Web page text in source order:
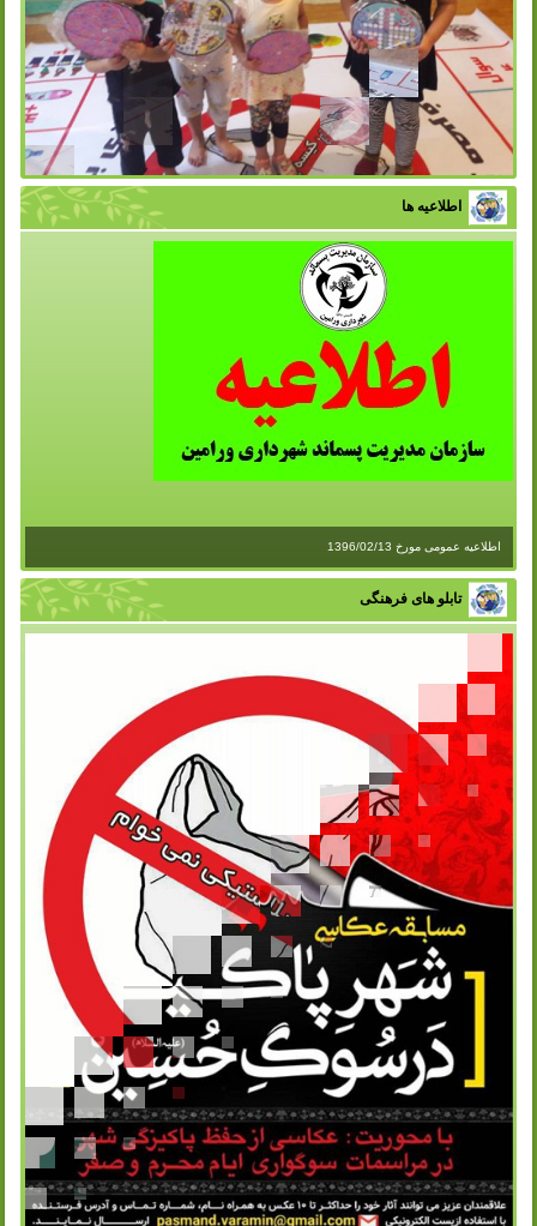
برگزاری کلاس آموزشی در مهد کودک
اطلاعیه ها
اطلاعیه عمومی مورخ 1396/02/13
تابلو های فرهنگی